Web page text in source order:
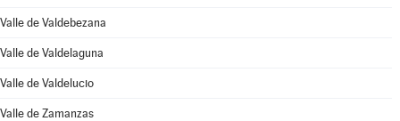
Valle de Valdebezana
Valle de Valdelaguna
Valle de Valdelucio
Valle de Zamanzas